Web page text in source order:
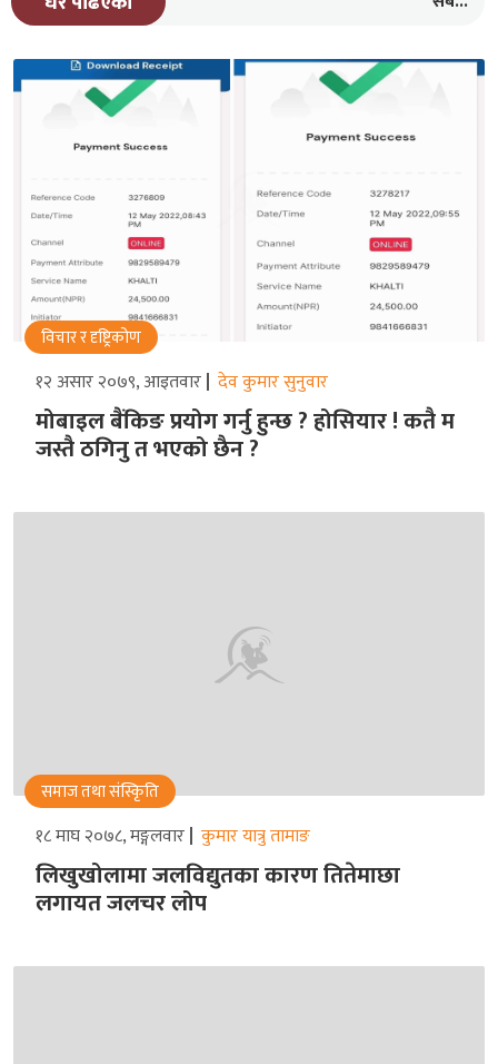
विचार र दृष्ट्रिकोण
१२ असार २०७९, आइतवार देव कुमार सुनुवार
मोबाइल बैंकिङ प्रयोग गर्नु हुन्छ ? होसियार ! कतै म
जस्तै ठगिनु त भएको छैन ?
समाज तथा संस्किृति
१८ माघ २०७८, मङ्गलवार कुमार यात्रु तामाङ
लिखुखोलामा जलविद्युतका कारण तितेमाछा
लगायत जलचर लोप